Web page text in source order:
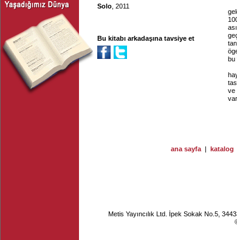
Solo , 2011
Bu kitabı arkadaşına tavsiye et
bu
ve
ana sayfa | katalog
Metis Yayıncılık Ltd. İpek Sokak No.5,